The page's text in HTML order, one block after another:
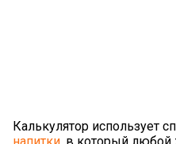
Калькулятор использует